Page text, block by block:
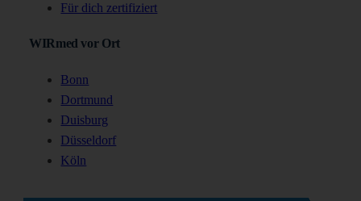
Für dich zertifiziert
WIRmed vor Ort
Bonn
Dortmund
Duisburg
Düsseldorf
Köln